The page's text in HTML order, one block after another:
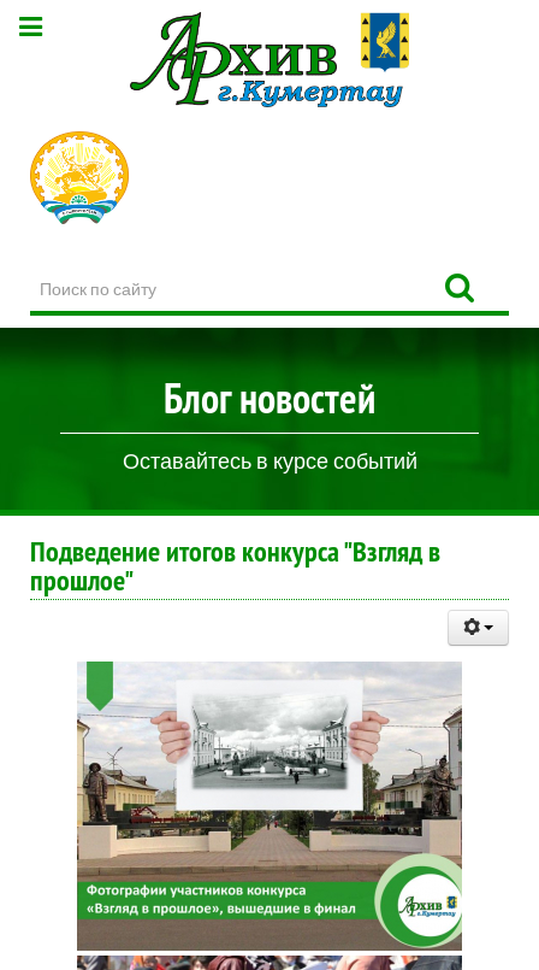
по
сайту
Блог новостей
Оставайтесь в курсе событий
Подведение итогов конкурса "Взгляд в
прошлое"